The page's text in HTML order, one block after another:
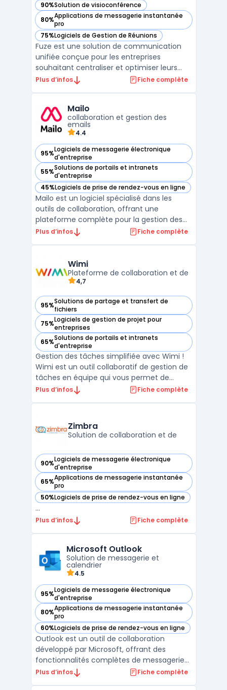
90%Solution de visioconférence
— voir Fuze dans cette catégorie
80%Applications de messagerie instantanée
pro
— voir Fuze dans cette catégorie
75%Logiciels de Gestion de Réunions
— voir Fuze dans cette catégorie
Fuze est une solution de communication
unifiée conçue pour les entreprises
souhaitant centraliser et optimiser leurs
interactions internes et externes. En
d'équipe sur une seule et même
plateforme, Fuze permet aux organisatio ...
Plus d’infos Fiche complète
Mailo
collaboration et gestion des
emails
4.4
95%Logiciels de messagerie électronique
d'entreprise
— voir Mailo dans cette catégorie
55%Solutions de portails et intranets
d'entreprise
— voir Mailo dans cette catégorie
45%Logiciels de prise de rendez-vous en ligne
— voir Mailo dans cette catégorie
Mailo est un logiciel spécialisé dans les
outils de collaboration, offrant une
plateforme complète pour la gestion des
emails, des calendriers, des contacts, des
une solution sécurisée et respectueuse de
la vie privée p ...
Plus d’infos Fiche complète
Wimi
Plateforme de collaboration et de
4,7
95%Solutions de partage et transfert de
fichiers
— voir Wimi dans cette catégorie
75%Logiciels de gestion de projet pour
entreprises
— voir Wimi dans cette catégorie
65%Solutions de portails et intranets
d'entreprise
— voir Wimi dans cette catégorie
Gestion des tâches simplifiée avec Wimi !
Wimi est un outil collaboratif de gestion de
tâches en équipe qui vous permet de
travailler plus rapidement et plus
tâches à des membres de votre équipe et
suivre leur progression ...
Plus d’infos Fiche complète
Zimbra
Solution de collaboration et de
90%Logiciels de messagerie électronique
d'entreprise
— voir Zimbra dans cette catégorie
65%Applications de messagerie instantanée
pro
— voir Zimbra dans cette catégorie
50%Logiciels de prise de rendez-vous en ligne
— voir Zimbra dans cette catégorie
...
Plus d’infos Fiche complète
Microsoft Outlook
Solution de messagerie et
calendrier
4.5
95%Logiciels de messagerie électronique
d'entreprise
— voir Microsoft Outlook dans cette catégorie
80%Applications de messagerie instantanée
pro
— voir Microsoft Outlook dans cette catégorie
60%Logiciels de prise de rendez-vous en ligne
— voir Microsoft Outlook dans cette catégorie
Outlook est un outil de collaboration
développé par Microsoft, offrant des
fonctionnalités complètes de messagerie
professionnelle et de calendrier intégré.
Plus d’infos Fiche complète